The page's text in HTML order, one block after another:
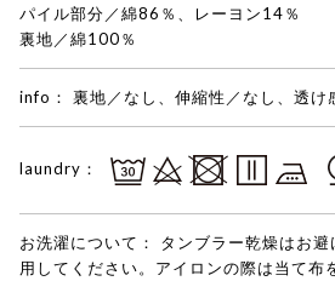
パイル部分／綿86％、レーヨン14％
裏地／綿100％
info： 裏地／なし、伸縮性／なし、透け
laundry：
お洗濯について：
タンブラー乾燥はお
用してください。アイロンの際は当て布